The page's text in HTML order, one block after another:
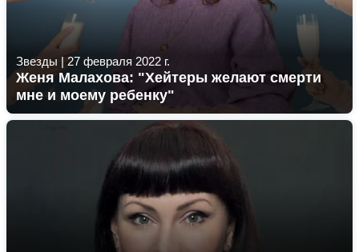
Звезды | 27 февраля 2022 г.
Женя Малахова: "Хейтеры желают смерти
мне и моему ребенку"